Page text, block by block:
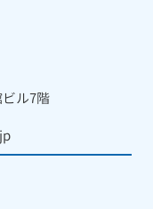
ル7階